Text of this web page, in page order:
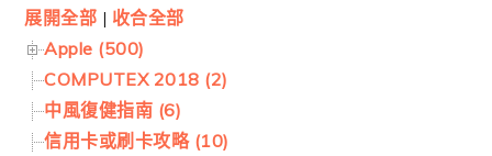
展開全部 | 收合全部
Apple (500)
COMPUTEX 2018 (2)
中風復健指南 (6)
信用卡或刷卡攻略 (10)